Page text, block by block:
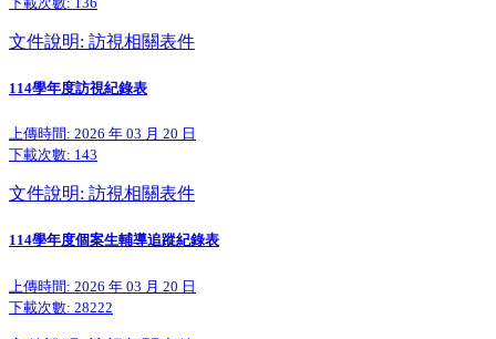
文件說明: 訪視相關表件
114學年度訪視紀錄表
上傳時間: 2026 年 03 月 20 日
下載次數: 143
文件說明: 訪視相關表件
114學年度個案生輔導追蹤紀錄表
上傳時間: 2026 年 03 月 20 日
下載次數: 28222